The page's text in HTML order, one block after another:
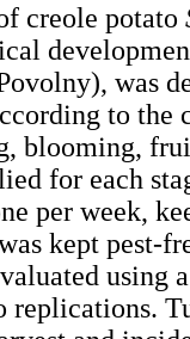
creole potato
was
to
blooming,
for each
per week,
kept pest-
replications.